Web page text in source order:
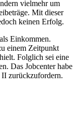
vielmehr um
Mit dieser
keinen Erfolg.
Einkommen.
einem Zeitpunkt
Folglich sei eine
Das Jobcenter habe
II zurückzufordern.